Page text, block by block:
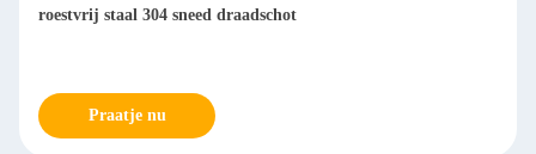
roestvrij staal 304 sneed draadschot
Praatje nu